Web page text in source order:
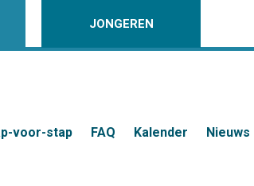
JONGEREN
voor-stap FAQ Kalender Nieuws